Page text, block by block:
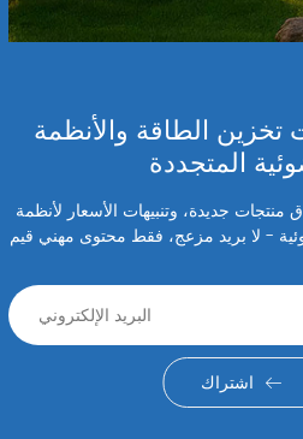
الطاقة والأنظمة
المتجددة
جديدة، وتنبيهات الأسعار لأنظمة
- لا بريد مزعج، فقط محتوى مهني قيم
اشتراك